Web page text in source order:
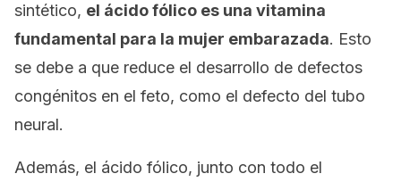
sintético, el ácido fólico es una vitamina
fundamental para la mujer embarazada. Esto
se debe a que reduce el desarrollo de defectos
congénitos en el feto, como el defecto del tubo
neural.
Además, el ácido fólico, junto con todo el